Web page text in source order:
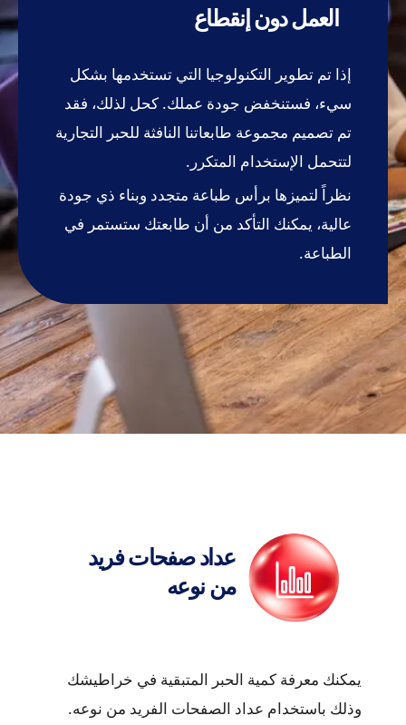
العمل دون إنقطاع
إذا تم تطوير التكنولوجيا التي تستخدمها بشكل
سيء، فستنخفض جودة عملك. كحل لذلك، فقد
تم تصميم مجموعة طابعاتنا النافثة للحبر التجارية
لتتحمل الإستخدام المتكرر.
نظراً لتميزها برأس طباعة متجدد وبناء ذي جودة
عالية، يمكنك التأكد من أن طابعتك ستستمر في
الطباعة.
عداد صفحات فريد
من نوعه
يمكنك معرفة كمية الحبر المتبقية في خراطيشك
وذلك باستخدام عداد الصفحات الفريد من نوعه.